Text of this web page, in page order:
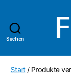
Suchen
Start / Produkte